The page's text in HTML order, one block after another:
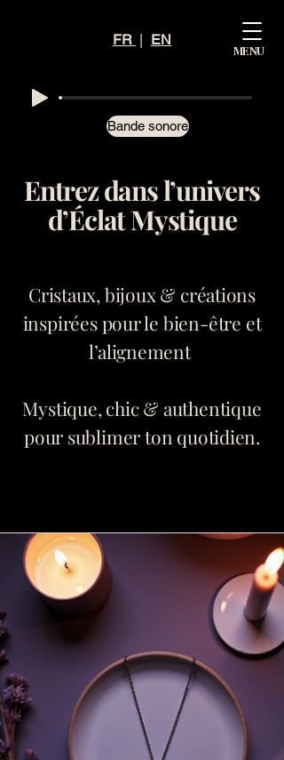
Mystiq
ue
Éclat
FR | EN
MENU
Bande sonore
Entrez dans l’univers
d’Éclat Mystique
Cristaux, bijoux & créations
inspirées pour le bien-être et
l’alignement
Mystique, chic & authentique
pour sublimer ton quotidien.